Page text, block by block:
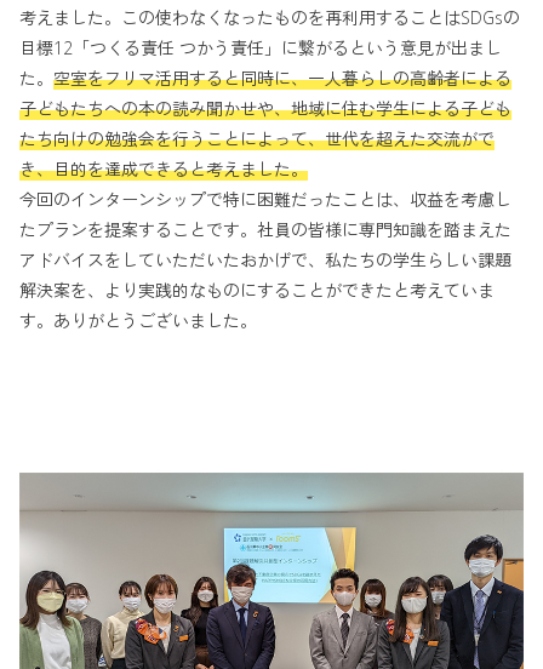
考えました。この使わなくなったものを再利用することはSDGsの
目標12「つくる責任 つかう責任」に繋がるという意見が出まし
た。 空室をフリマ活用すると同時に、一人暮らしの高齢者による
子どもたちへの本の読み聞かせや、地域に住む学生による子ども
たち向けの勉強会を行うことによって、世代を超えた交流がで
き、目的を達成できると考えました。
今回のインターンシップで特に困難だったことは、収益を考慮し
たプランを提案することです。社員の皆様に専門知識を踏まえた
アドバイスをしていただいたおかげで、私たちの学生らしい課題
解決案を、より実践的なものにすることができたと考えていま
す。ありがとうございました。